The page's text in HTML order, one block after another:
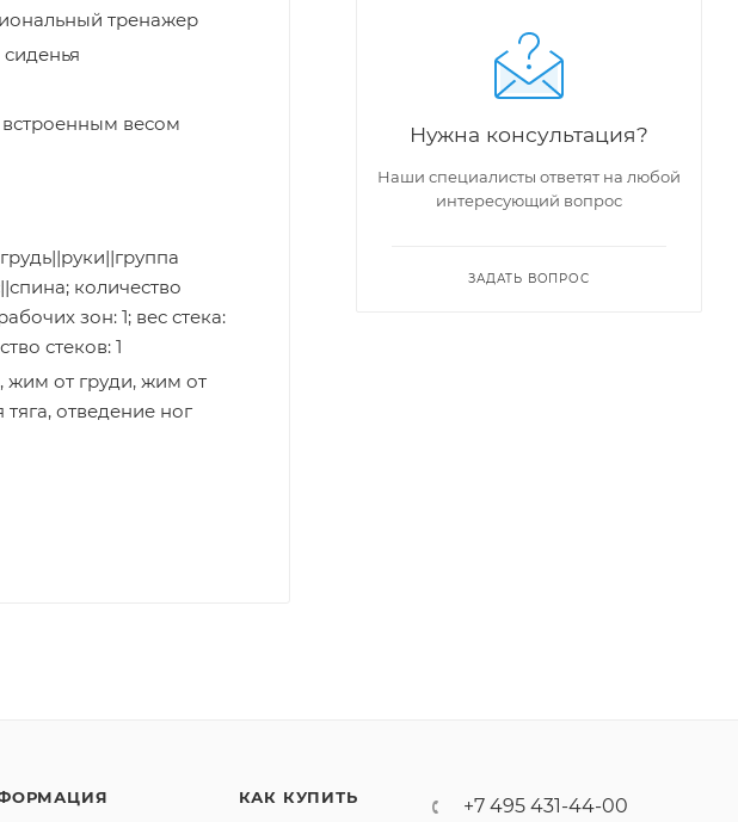
тренажер
весом
количество
зон: 1; вес стека:
стеков: 1
жим от груди, жим от
отведение ног
Нужна консультация?
Наши специалисты ответят на любой
интересующий вопрос
ЗАДАТЬ ВОПРОС
КАК КУПИТЬ +7 495 431-44-00